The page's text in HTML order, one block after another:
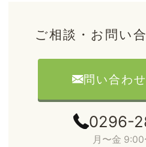
ご相談・お問い
問い合わ
0296-
月〜金